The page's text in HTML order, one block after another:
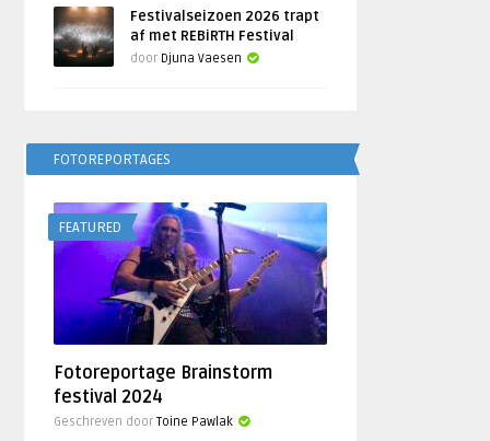
Festivalseizoen 2026 trapt
af met REBiRTH Festival
door Djuna Vaesen
FOTOREPORTAGES
FEATURED
Fotoreportage Brainstorm
festival 2024
Geschreven doorToine Pawlak